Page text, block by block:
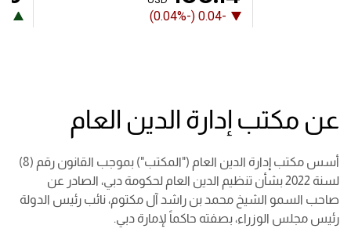
عن مكتب إدارة الدين العام
أسس مكتب إدارة الدين العام ("المكتب") بموجب القانون رقم (8)
لسنة 2022 بشأن تنظيم الدين العام لحكومة دبي، الصادر عن
صاحب السمو الشيخ محمد بن راشد آل مكتوم، نائب رئيس الدولة
رئيس مجلس الوزراء، بصفته حاكماً لإمارة دبي.